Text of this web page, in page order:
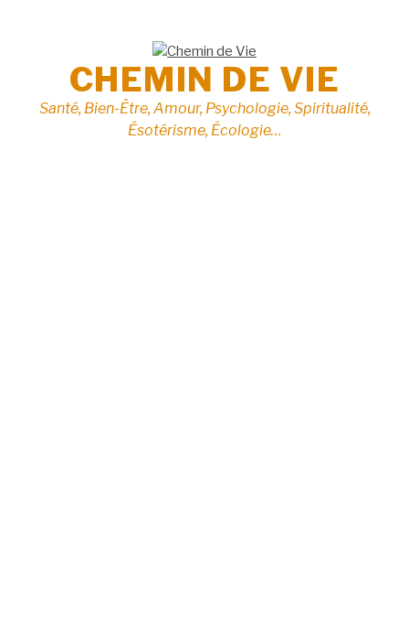
CHEMIN DE VIE
Santé, Bien-Être, Amour, Psychologie, Spiritualité,
Ésotérisme, Écologie…